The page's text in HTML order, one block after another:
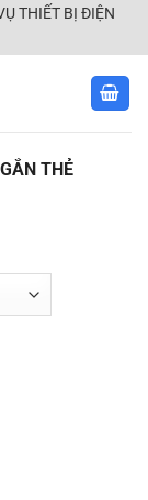
THIẾT BỊ ĐIỆN
THẺ